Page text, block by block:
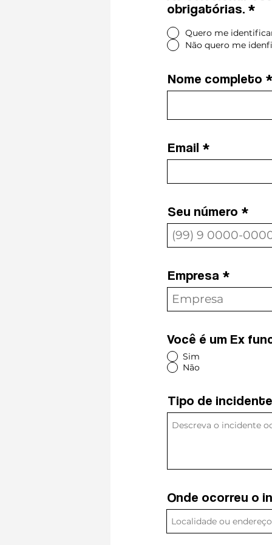
Ao selecionar
obrigatórias.
Quero me
Nome
Email
Seu número
Empresa
Você é um Ex
Sim
Tipo de
Onde ocorreu
obrigatórias. *
Quero me
Não quero me
Nome completo
Email
Seu número
Empresa
Você é um Ex
Sim
Não
Tipo de incidente
Onde ocorreu o